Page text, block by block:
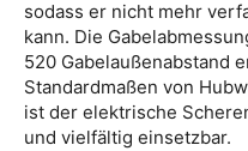
sodass er nicht mehr
kann. Die
520 Gabelaußenabstand
Standardmaßen von
ist der elektrische
und vielfältig einsetzbar.